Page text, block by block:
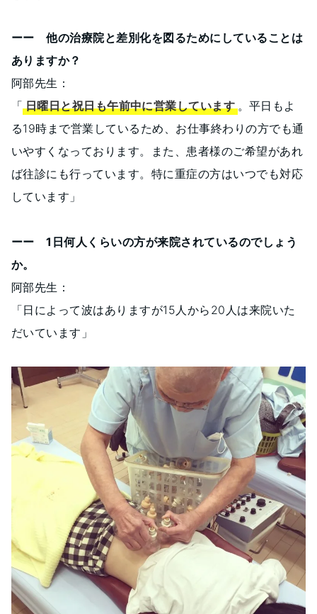
ーー 他の治療院と差別化を図るためにしていることは
ありますか？
阿部先生：
「日曜日と祝日も午前中に営業しています。平日もよ
る19時まで営業しているため、お仕事終わりの方でも通
いやすくなっております。また、患者様のご希望があれ
ば往診にも行っています。特に重症の方はいつでも対応
しています」
ーー 1日何人くらいの方が来院されているのでしょう
か。
阿部先生：
「日によって波はありますが15人から20人は来院いた
だいています」